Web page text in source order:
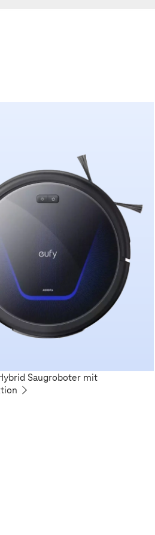
Saugroboter mit